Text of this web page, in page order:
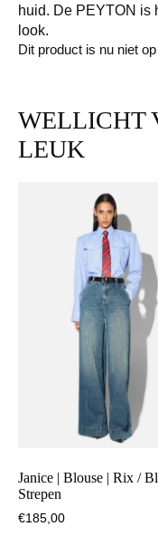
huid. De PEYTON is
look.
Dit product is nu niet
WELLICHT
LEUK
Janice | Blouse | Rix /
Strepen
€185,00